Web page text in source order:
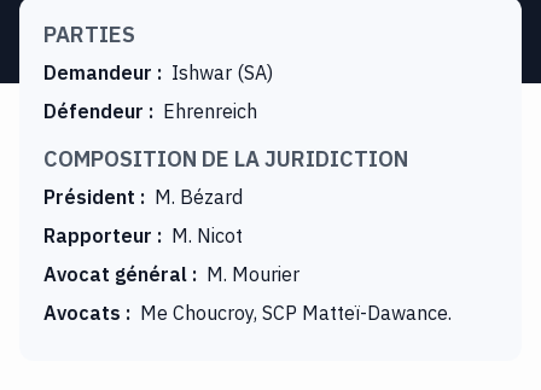
PARTIES
Demandeur : Ishwar (SA)
Défendeur : Ehrenreich
COMPOSITION DE LA JURIDICTION
Président : M. Bézard
Rapporteur : M. Nicot
Avocat général : M. Mourier
Avocats : Me Choucroy, SCP Matteï-Dawance.